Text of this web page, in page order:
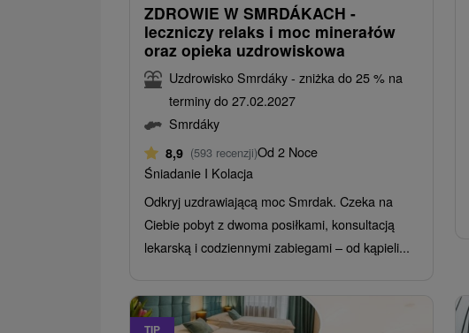
ZDROWIE W SMRDÁKACH -
leczniczy relaks i moc minerałów
oraz opieka uzdrowiskowa
Uzdrowisko Smrdáky - zniżka do 25 % na
terminy do 27.02.2027
Smrdáky
8,9 (593 recenzji)Od 2 Noce
Śniadanie I Kolacja
Odkryj uzdrawiającą moc Smrdak. Czeka na
Ciebie pobyt z dwoma posiłkami, konsultacją
lekarską i codziennymi zabiegami – od kąpieli...
TIP